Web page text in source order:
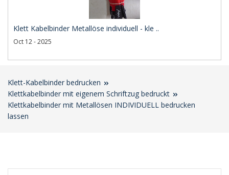
Klett Kabelbinder Metallöse individuell - kle ..
Oct 12 - 2025
Klett-Kabelbinder bedrucken
Klettkabelbinder mit eigenem Schriftzug bedruckt
Klettkabelbinder mit Metallösen INDIVIDUELL bedrucken
lassen